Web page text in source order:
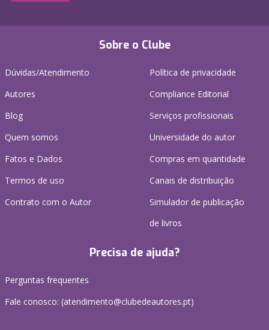
Sobre o Clube
Dúvidas/Atendimento
Autores
Blog
Quem somos
Fatos e Dados
Termos de uso
Contrato com o Autor
Política de privacidade
Compliance Editorial
Serviços profissionais
Universidade do autor
Compras em quantidade
Canais de distribuição
Simulador de publicação
de livros
Precisa de ajuda?
Perguntas frequentes
Fale conosco: (atendimento@clubedeautores.pt)